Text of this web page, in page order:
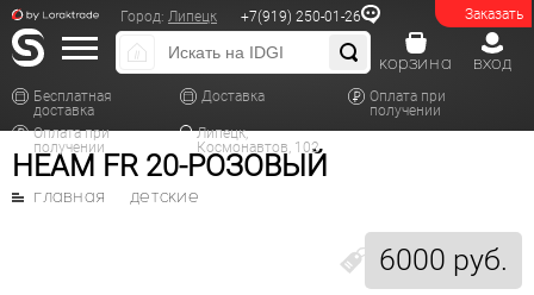
Заказать
Город: Липецк +7(919) 250-01-26
Бесплатная
доставка
Доставка
Оплата при
получении
Оплата при
получении
Липецк,
Космонавтов, 102
вход
корзина
HEAM FR 20-РОЗОВЫЙ
6000 руб.
главная детские